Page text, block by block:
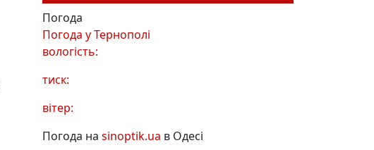
Погода
Погода уТернополі
вологість:
тиск:
вітер:
Погода на sinoptik.ua в Одесі